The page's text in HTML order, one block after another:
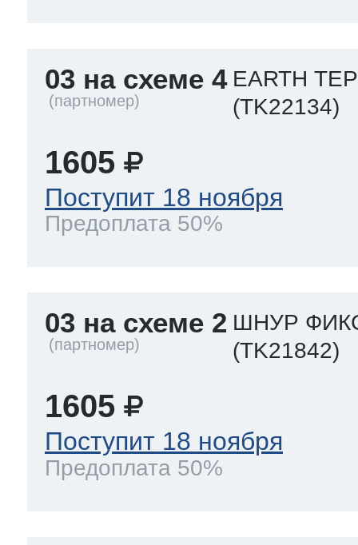
03 на схеме 4 EARTH
(TK22134)
1605
Поступит 18 ноября
Предоплата 50%
03 на схеме 2 ШНУР
(TK21842)
1605
Поступит 18 ноября
Предоплата 50%